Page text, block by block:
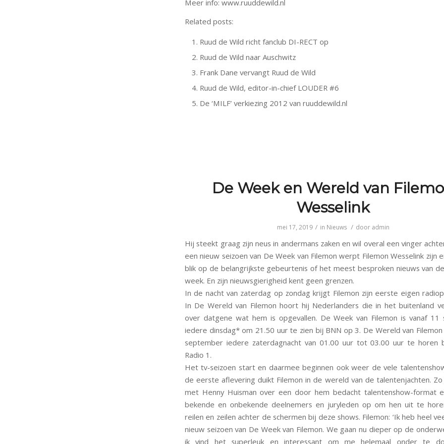
Meer info: www.ruuddewild.nl
Related posts:
Ruud de Wild richt fanclub DI-RECT op
Ruud de Wild naar Auschwitz
Frank Dane vervangt Ruud de Wild
Ruud de Wild, editor-in-chief LOUDER #6
De ‘MILF’ verkiezing 2012 van ruuddewild.nl
De Week en Wereld van
Wesselink
mei 17, 2019 / in Nieuws / door admin
Hij steekt graag zijn neus in andermans zaken en wil overal een vinger
een nieuw seizoen van De Week van Filemon werpt Filemon Wesselink zijn
blik op de belangrijkste gebeurtenis of het meest besproken nieuws van
week. En zijn nieuwsgierigheid kent geen grenzen.
In de nacht van zaterdag op zondag krijgt Filemon zijn eerste eigen
In De Wereld van Filemon hoort hij Nederlanders die in het buitenland
over datgene wat hem is opgevallen. De Week van Filemon is vanaf 11
iedere dinsdag* om 21.50 uur te zien bij BNN op 3. De Wereld van
september iedere zaterdagnacht van 01.00 uur tot 03.00 uur te horen
Radio 1.
Het tv-seizoen start en daarmee beginnen ook weer de vele
de eerste aflevering duikt Filemon in de wereld van de talentenjachten.
met Henny Huisman over een door hem bedacht talentenshow-format
bekende en onbekende deelnemers en juryleden op om hen uit te
reilen en zeilen achter de schermen bij deze shows. Filemon: ‘Ik heb heel
nieuw seizoen van De Week van Filemon. We gaan nu dieper op de
ik vind het superleuk en interessant om me helemaal onder te